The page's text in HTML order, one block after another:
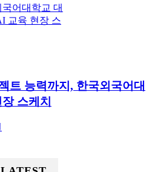
트 능력까지, 한국외국어대
스케치